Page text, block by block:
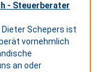
- Steuerberater
Schepers ist
vornehmlich
an oder